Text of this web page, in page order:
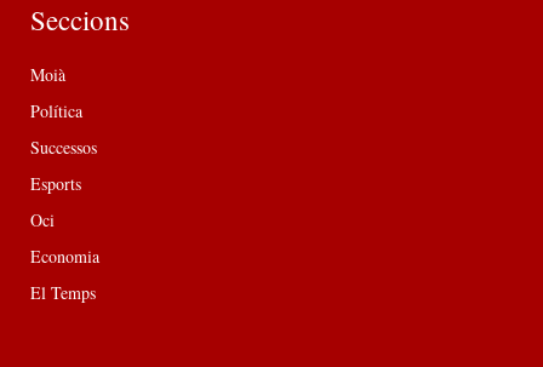
Seccions
Moià
Política
Successos
Esports
Oci
Economia
El Temps